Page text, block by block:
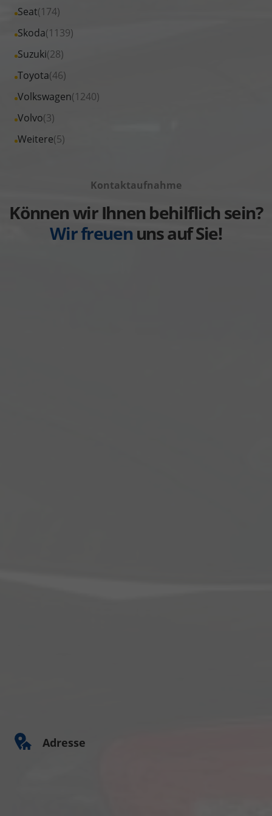
anzeigen
Peugeot
anzeigen
Fahrzeuge
Renault
anzeigen
Seat(174)
Alle
Fahrzeuge
Seat
anzeigen
Skoda(1139)
Alle
Fahrzeuge
Skoda
anzeigen
Suzuki(28)
Alle
Fahrzeuge
Suzuki
anzeigen
Toyota(46)
Alle
Fahrzeuge
Toyota
anzeigen
Volkswagen(1240)
Alle
Fahrzeuge
Volkswagen
Volvo(3)
Alle
Fahrzeuge
Weitere(5)
Alle
anzeigen
Kontaktaufnahme
Können wir Ihnen behilflich sein?
Wir freuenuns auf Sie!
Adresse